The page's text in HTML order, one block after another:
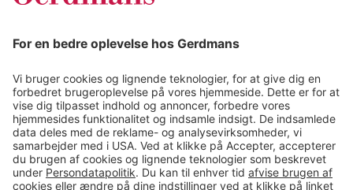
Tips & guides
Kontakt
salg@gerdmans.dk
49 18 07 07
Salgsafdeling åbningstider